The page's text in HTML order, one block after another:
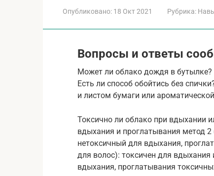
Опубликовано: 18 Окт 2021 Рубрика:
Вопросы и ответы
Может ли облако дождя в бутылке?
Есть ли способ обойтись без
и листом бумаги или
Токсично ли облако при вдыхании
вдыхания и проглатывания метод
нетоксичный для вдыхания,
для волос): токсичен для
вдыхания, проглатывания